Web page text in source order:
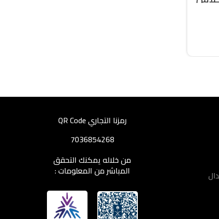
رمزنا التجاري QR Code
7036854268
من خلاله يمكنك التحقق
المباشر من المعلومات :